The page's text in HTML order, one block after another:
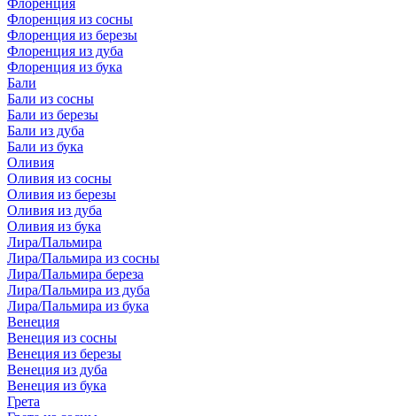
Флоренция
Флоренция из сосны
Флоренция из березы
Флоренция из дуба
Флоренция из бука
Бали
Бали из сосны
Бали из березы
Бали из дуба
Бали из бука
Оливия
Оливия из сосны
Оливия из березы
Оливия из дуба
Оливия из бука
Лира/Пальмира
Лира/Пальмира из сосны
Лира/Пальмира береза
Лира/Пальмира из дуба
Лира/Пальмира из бука
Венеция
Венеция из сосны
Венеция из березы
Венеция из дуба
Венеция из бука
Грета